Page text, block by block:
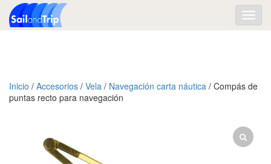
Inicio / Accesorios / Vela / Navegación carta náutica / Compás de
puntas recto para navegación